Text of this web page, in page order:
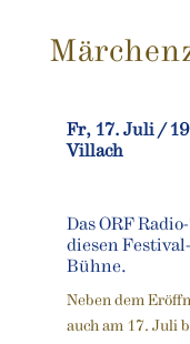
Fr, 17. Juli /
Villach
Das ORF
diesen
Bühne.
Neben dem
auch am 17. Juli